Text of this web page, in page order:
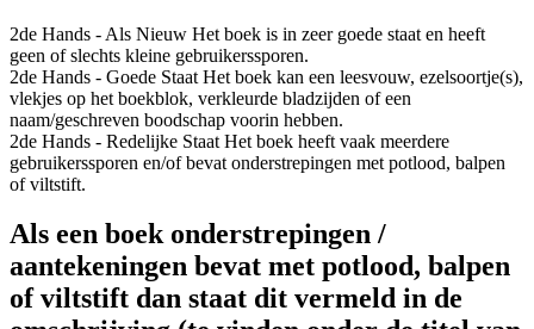
2de Hands - Als Nieuw Het boek is in zeer goede staat en heeft
geen of slechts kleine gebruikerssporen.
2de Hands - Goede Staat Het boek kan een leesvouw, ezelsoortje(s),
vlekjes op het boekblok, verkleurde bladzijden of een
naam/geschreven boodschap voorin hebben.
2de Hands - Redelijke Staat Het boek heeft vaak meerdere
gebruikerssporen en/of bevat onderstrepingen met potlood, balpen
of viltstift.
Als een boek onderstrepingen /
aantekeningen bevat met potlood, balpen
of viltstift dan staat dit vermeld in de